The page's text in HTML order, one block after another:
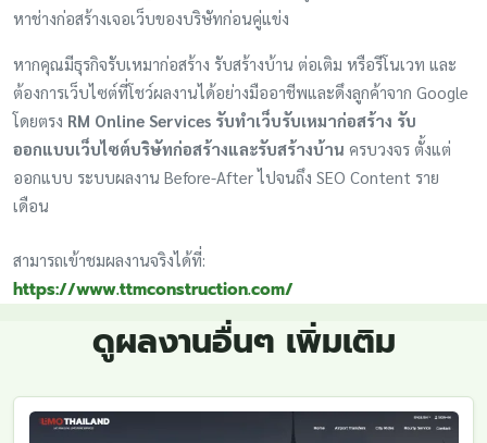
หาช่างก่อสร้างเจอเว็บของบริษัทก่อนคู่แข่ง
หากคุณมีธุรกิจรับเหมาก่อสร้าง รับสร้างบ้าน ต่อเติม หรือรีโนเวท และ
ต้องการเว็บไซต์ที่โชว์ผลงานได้อย่างมืออาชีพและดึงลูกค้าจาก Google
โดยตรง RM Online Services รับทำเว็บรับเหมาก่อสร้าง รับ
ออกแบบเว็บไซต์บริษัทก่อสร้างและรับสร้างบ้าน ครบวงจร ตั้งแต่
ออกแบบ ระบบผลงาน Before-After ไปจนถึง SEO Content ราย
เดือน
สามารถเข้าชมผลงานจริงได้ที่:
https://www.ttmconstruction.com/
ดูผลงานอื่นๆ เพิ่มเติม